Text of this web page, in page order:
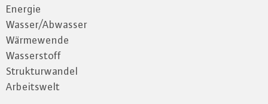
Energie
Wasser/Abwasser
Wärmewende
Wasserstoff
Strukturwandel
Arbeitswelt